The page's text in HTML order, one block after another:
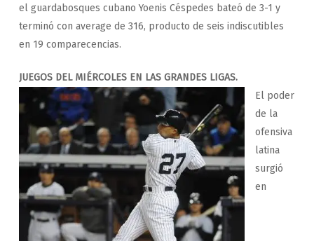
el guardabosques cubano Yoenis Céspedes bateó de 3-1 y
terminó con average de 316, producto de seis indiscutibles
en 19 comparecencias.
JUEGOS DEL MIÉRCOLES EN LAS GRANDES LIGAS.
El poder
de la
ofensiva
latina
surgió
en